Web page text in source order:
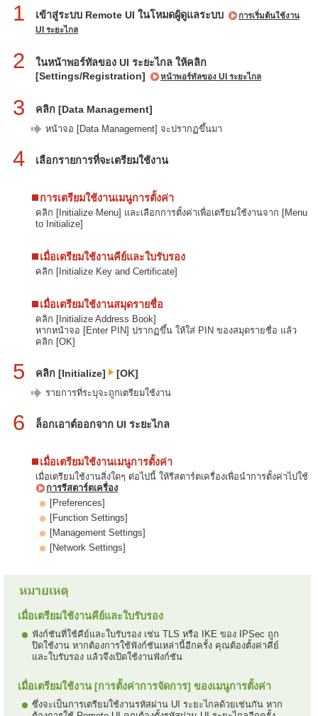
1 เข้าสู่ระบบ Remote UI ในโหมดผู้ดูแลระบบ
การเริ่มต้นใช้งาน
UI ระยะไกล
2
ในหน้าพอร์ทัลของ UI ระยะไกล ให้คลิก
[Settings/Registration]
หน้าพอร์ทัลของ UI ระยะไกล
3 คลิก [Data Management]
หน้าจอ [Data Management] จะปรากฏขึ้นมา
4 เลือกรายการที่จะเตรียมใช้งาน
การเตรียมใช้งานเมนูการตั้งค่า
คลิก [Initialize Menu] และเลือกการตั้งค่าเพื่อเตรียมใช้งานจาก [Menu
to Initialize]
เมื่อเตรียมใช้งานคีย์และใบรับรอง
คลิก [Initialize Key and Certificate]
เมื่อเตรียมใช้งานสมุดรายชื่อ
คลิก [Initialize Address Book]
หากหน้าจอ [Enter PIN] ปรากฏขึ้น ให้ใส่ PIN ของสมุดรายชื่อ แล้ว
คลิก [OK]
5 คลิก [Initialize] [OK]
รายการที่ระบุจะถูกเตรียมใช้งาน
6 ล็อกเอาต์ออกจาก UI ระยะไกล
เมื่อเตรียมใช้งานเมนูการตั้งค่า
เมื่อเตรียมใช้งานสิ่งใดๆ ต่อไปนี้ ให้รีสตาร์ตเครื่องเพื่อนำการตั้งค่าไปใช้
การรีสตาร์ตเครื่อง
[Preferences]
[Function Settings]
[Management Settings]
[Network Settings]
เมื่อเตรียมใช้งานคีย์และใบรับรอง
ฟังก์ชันที่ใช้คีย์และใบรับรอง เช่น TLS หรือ IKE ของ IPSec ถูก
ปิดใช้งาน หากต้องการใช้ฟังก์ชันเหล่านี้อีกครั้ง คุณต้องตั้งค่าคีย์
และใบรับรอง แล้วจึงเปิดใช้งานฟังก์ชัน
เมื่อเตรียมใช้งาน [การตั้งค่าการจัดการ] ของเมนูการตั้งค่า
ซึ่งจะเป็นการเตรียมใช้งานรหัสผ่าน UI ระยะไกลด้วยเช่นกัน หาก